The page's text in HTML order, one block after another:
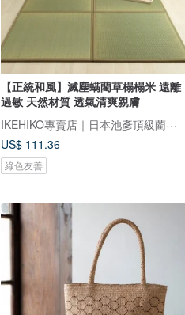
【正統和風】滅塵螨藺草榻榻米 遠離
過敏 天然材質 透氣清爽親膚
IKEHIKO專賣店｜日本池彥頂級藺草製品｜讓生活與自然更靠近
US$ 111.36
綠色友善